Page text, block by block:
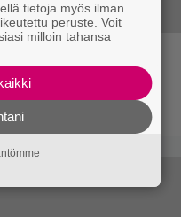
Pohjolalle –
kinoksia
tietoja myös ilman
peruste. Voit
milloin tahansa